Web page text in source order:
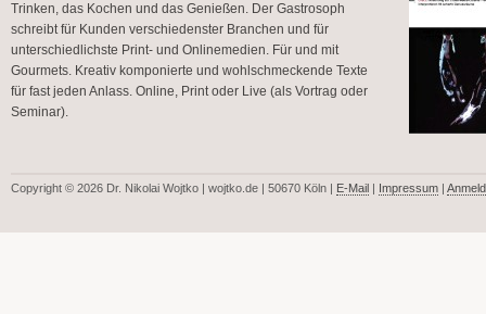
Trinken, das Kochen und das Genießen. Der Gastrosoph
schreibt für Kunden verschiedenster Branchen und für
unterschiedlichste Print- und Onlinemedien. Für und mit
Gourmets. Kreativ komponierte und wohlschmeckende Texte
für fast jeden Anlass. Online, Print oder Live (als Vortrag oder
Seminar).
Copyright © 2026 Dr. Nikolai Wojtko | wojtko.de | 50670 Köln | E-Mail | Impressum |